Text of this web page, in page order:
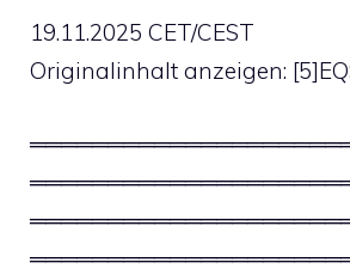
19.11.2025 CET/CEST
Originalinhalt anzeigen: